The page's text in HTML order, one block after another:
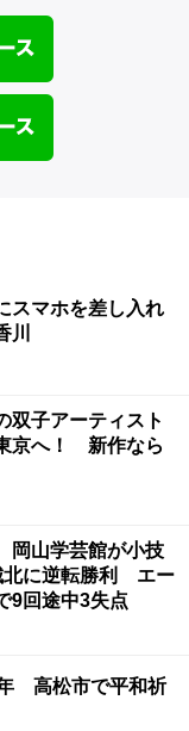
スマホを差し入れ
双子アーティスト
京へ！ 新作なら
岡山学芸館が小技
北に逆転勝利 エー
9回途中3失点
高松市で平和祈